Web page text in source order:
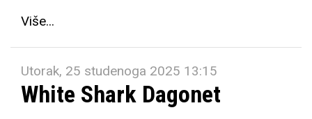
Više...
Utorak, 25 studenoga 2025 13:15
White Shark Dagonet